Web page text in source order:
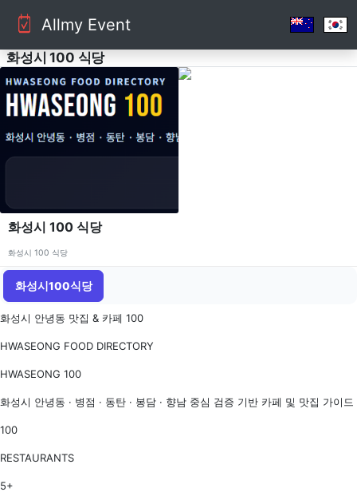
Allmy Event
화성시 100 식당
화성시 100 식당
화성시 100 식당
화성시100식당
화성시 안녕동 맛집 & 카페 100
HWASEONG FOOD DIRECTORY
HWASEONG 100
화성시 안녕동 · 병점 · 동탄 · 봉담 · 향남 중심 검증 기반 카페 및 맛집 가이드
100
RESTAURANTS
5+